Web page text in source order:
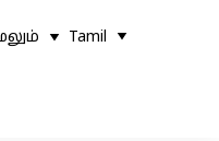
Tamil